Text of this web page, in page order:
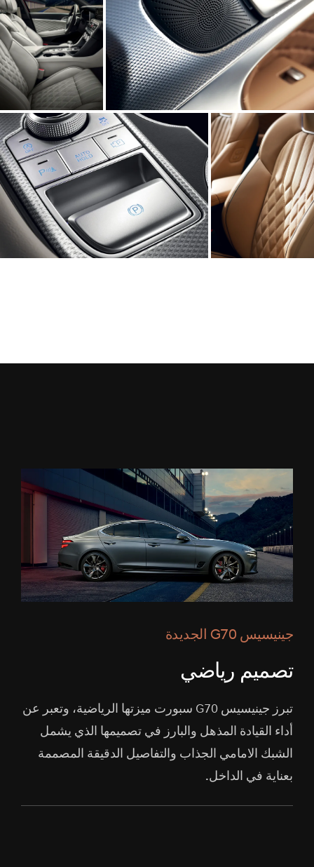
جينيسيس G70 الجديدة
تصميم رياضي
تبرز جينيسيس G70 سبورت ميزتها الرياضية، وتعبر عن
أداء القيادة المذهل والبارز في تصميمها الذي يشمل
الشبك الامامي الجذاب والتفاصيل الدقيقة المصممة
بعناية في الداخل.